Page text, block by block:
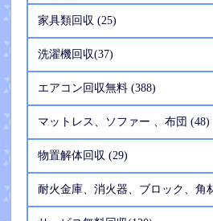
家具類回収 (25)
洗濯機回収(37)
エアコン回収無料 (388)
マットレス、ソファー 、布団 (48)
物置解体回収 (29)
耐火金庫、消火器、ブロック、角